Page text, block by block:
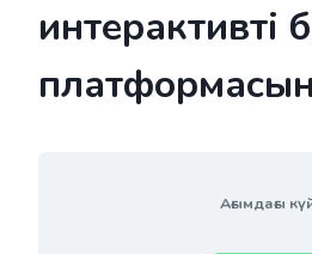
интерактивті
Ағымдағы